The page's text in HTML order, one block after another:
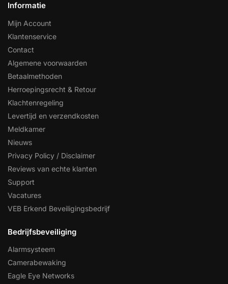
Informatie
Mijn Account
Klantenservice
Contact
Algemene voorwaarden
Betaalmethoden
Herroepingsrecht & Retour
Klachtenregeling
Levertijd en verzendkosten
Meldkamer
Nieuws
Privacy Policy / Disclaimer
Reviews van echte klanten
Support
Vacatures
VEB Erkend Beveiligingsbedrijf
Bedrijfsbeveiliging
Alarmsysteem
Camerabewaking
Eagle Eye Networks